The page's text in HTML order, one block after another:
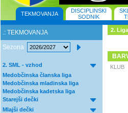
TEKMOVANJA
DISCIPLINSKI
SODNIK
.: TEKMOVANJA
Sezona
2. SML - vzhod
Medobčinska članska liga
Medobčinska mladinska liga
Medobčinska kadetska liga
Starejši dečki
Mlajši dečki
2.
KLUB